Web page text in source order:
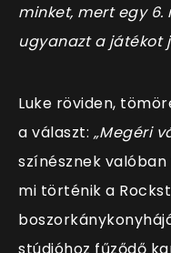
minket, mert egy 6.
ugyanazt a játékot
Luke röviden,
a választ: „Megéri
színésznek
mi történik a